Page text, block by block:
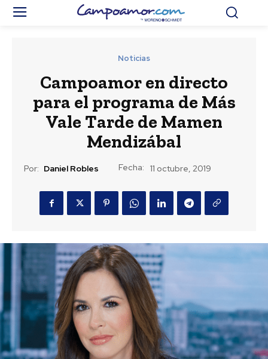
Noticias
Campoamor en directo
para el programa de Más
Vale Tarde de Mamen
Mendizábal
Por: Daniel Robles Fecha: 11 octubre, 2019